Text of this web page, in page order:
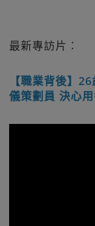
最新專訪片︰
【職業背後】
儀策劃員 決心